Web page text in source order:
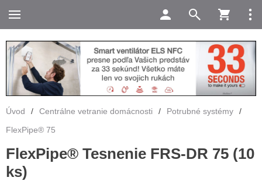
Úvod / Centrálne vetranie domácnosti / Potrubné systémy
/
FlexPipe® 75
FlexPipe® Tesnenie FRS-DR 75 (10
ks)